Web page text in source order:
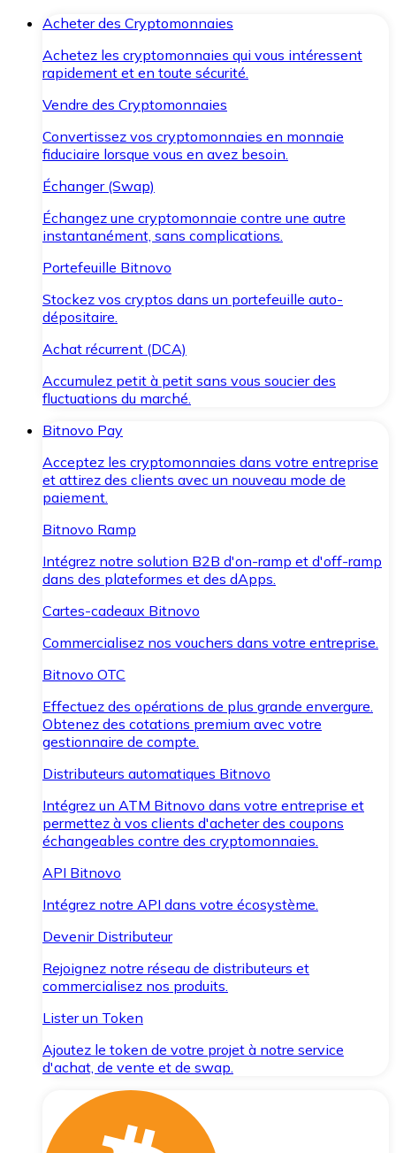
Acheter des Cryptomonnaies
Achetez les cryptomonnaies qui vous intéressent
rapidement et en toute sécurité.
Vendre des Cryptomonnaies
Convertissez vos cryptomonnaies en monnaie
fiduciaire lorsque vous en avez besoin.
Échanger (Swap)
Échangez une cryptomonnaie contre une autre
instantanément, sans complications.
Portefeuille Bitnovo
Stockez vos cryptos dans un portefeuille auto-
dépositaire.
Achat récurrent (DCA)
Accumulez petit à petit sans vous soucier des
fluctuations du marché.
Bitnovo Pay
Acceptez les cryptomonnaies dans votre entreprise
et attirez des clients avec un nouveau mode de
paiement.
Bitnovo Ramp
Intégrez notre solution B2B d'on-ramp et d'off-ramp
dans des plateformes et des dApps.
Cartes-cadeaux Bitnovo
Commercialisez nos vouchers dans votre entreprise.
Bitnovo OTC
Effectuez des opérations de plus grande envergure.
Obtenez des cotations premium avec votre
gestionnaire de compte.
Distributeurs automatiques Bitnovo
Intégrez un ATM Bitnovo dans votre entreprise et
permettez à vos clients d'acheter des coupons
échangeables contre des cryptomonnaies.
API Bitnovo
Intégrez notre API dans votre écosystème.
Devenir Distributeur
Rejoignez notre réseau de distributeurs et
commercialisez nos produits.
Lister un Token
Ajoutez le token de votre projet à notre service
d'achat, de vente et de swap.